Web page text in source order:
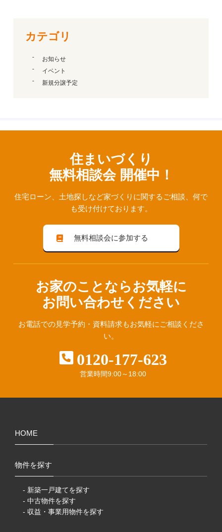
カテゴリ
お知らせ
イベント
新規分譲予定
住まいづくり
無料相談会 開催中！
住宅ローン、⼟地探しなど家づくりに関するご相談、 何で
も受け付けております。
無料相談会に参加する
お家のことならお気軽に
お問い合わせください
お電話での見学予約・資料請求もお気軽にご相談くださ
い。
0120-177-623
営業時間9:00～18:00
HOME
物件を探す
- 新築一戸建てを探す
- 中古物件を探す
- 収益・事業用物件を探す